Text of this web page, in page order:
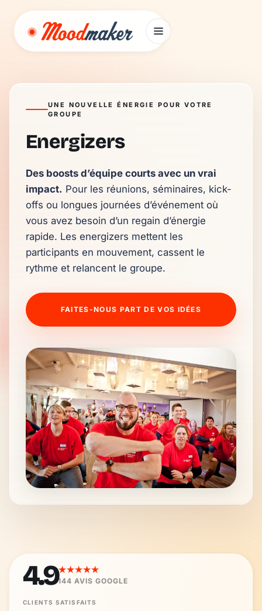
UNE NOUVELLE ÉNERGIE POUR VOTRE
GROUPE
Energizers
Des boosts d’équipe courts avec un vrai
impact. Pour les réunions, séminaires, kick-
offs ou longues journées d’événement où
vous avez besoin d’un regain d’énergie
rapide. Les energizers mettent les
participants en mouvement, cassent le
rythme et relancent le groupe.
FAITES-NOUS PART DE VOS IDÉES
4.9★★★★★
144 AVIS GOOGLE
CLIENTS SATISFAITS